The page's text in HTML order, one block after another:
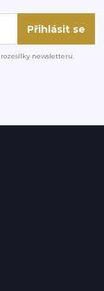
Přihlásit se
newsletteru.